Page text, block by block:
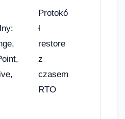
Protokó
ł
restore
z
czasem
RTO